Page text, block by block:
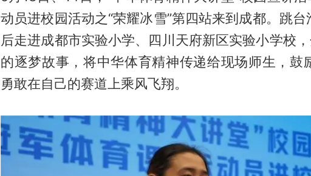
动员进校园活动之“荣耀冰雪”第四站来到成都。跳
后走进成都市实验小学、四川天府新区实验小学校
的逐梦故事，将中华体育精神传递给现场师生，鼓
勇敢在自己的赛道上乘风飞翔。